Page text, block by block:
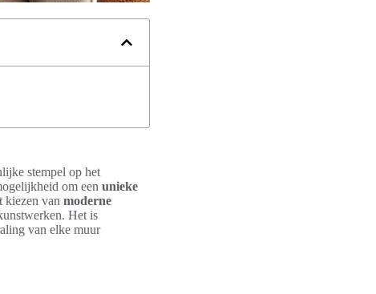
stempel op het
om een unieke
kiezen van moderne
Het is
van elke muur